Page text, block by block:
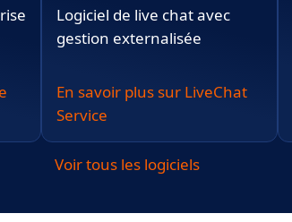
Logiciel de live chat avec
gestion externalisée
En savoir plus sur LiveChat
Service
Voir tous les logiciels